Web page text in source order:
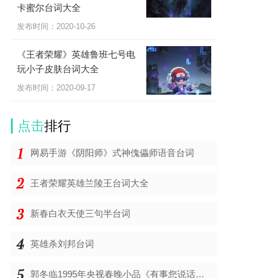
卡蜜尔台词大全
发布时间：2020-10-26
《王者荣耀》英雄鲁班七号电
玩小子皮肤台词大全
发布时间：2020-09-17
点击排行
网易手游《阴阳师》式神傀儡师语音台词
王者荣耀英雄兰陵王台词大全
新春白衣天使三句半台词
英雄杀刘邦台词
郭冬临1995年央视春晚小品《有事您说话》台词